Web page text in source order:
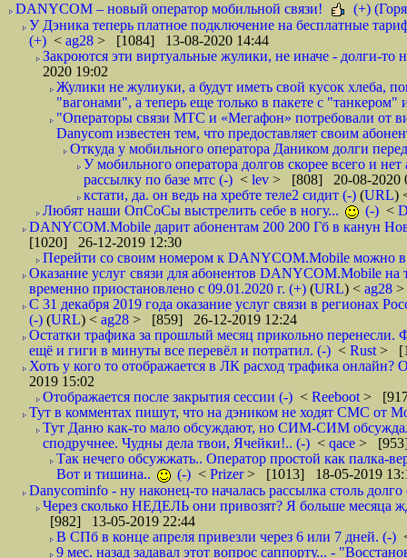
DANYCOM – новый оператор мобильной связи!
(+)
У Дэника теперь платное подключение на бесплатные
(+) < ag28 > [1084] 13-08-2020 14:44
Закроются эти виртуальные жулики, не иначе - долги-то
2020 19:02
Жулики не жулиуки, а будут иметь свой кусок хлеба,
"вагонами", а теперь еще только в пакете с
"Операторы связи МТС и «Мегафон» потребовали от
Danycom известен тем, что предоставляет своим
Откуда у мобильного оператора Даником долги
У мобильного оператора долгов скорее всего и
рассылку по базе мтс (-) < lev > [808] 20-08-2020
кстати, да. он ведь на хребте теле2 сидит (-) (URL)
Любят наши ОпСоСы выстрелить себе в ногу...
(-) <
DANYCOM.Mobile дарит абонентам 200 200 Гб в канун
[1020] 26-12-2019 12:30
Перейти со своим номером к DANYCOM.Mobile можно в
Оказание услуг связи для абонентов DANYCOM.Mobile
временно приостановлено с 09.01.2020 г. (+) (URL) < ag28 >
С 31 декабря 2019 года оказание услуг связи в регионах
(-) (URL) < ag28 > [859] 26-12-2019 12:24
Остатки трафика за прошлый месяц прикольно
ещё и гиги в минуты все перевёл и потратил. (-) < Rust >
Хоть у кого то отображается в ЛК расход трафика
2019 15:02
Отображается после закрытия сессии (-) < Reeboot >
Тут в комментах пишут, что на дэником не ходят СМС от
Тут Даню как-то мало обсуждают, но СИМ-СИМ
сподручнее. Чудны дела твои, Ячейки!.. (-) < qace > [953]
Так нечего обсужжать.. Оператор простой как палка-
Вот и тишина..
(-) < Prizer> [1013] 18-05-2019
Danycominfo - ну наконец-то началась рассылка столь
Через сколько НЕДЕЛЬ они привозят? Я больше месяца
[982] 13-05-2019 22:44
В СПб в конце апреля привезли через 6 или 7 дней. (-)
9 мес. назад задавал этот вопрос саппорту... -